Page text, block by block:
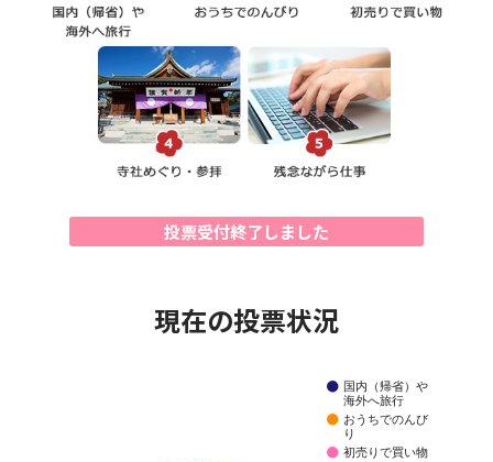
投票受付終了しました
現在の投票状況
国内（帰省）や
海外へ旅行
おうちでのんび
り
初売りで買い物